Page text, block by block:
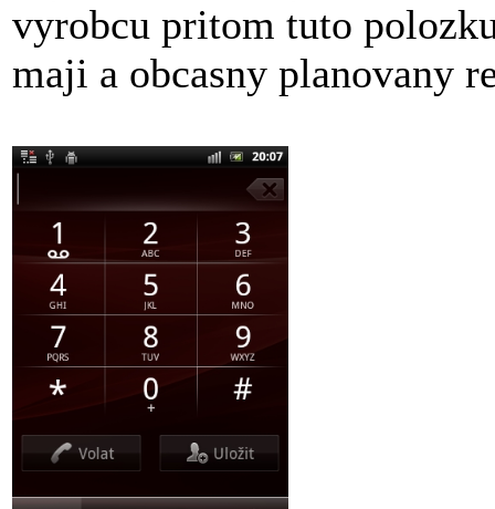
vyrobcu pritom tuto
maji a obcasny planovany